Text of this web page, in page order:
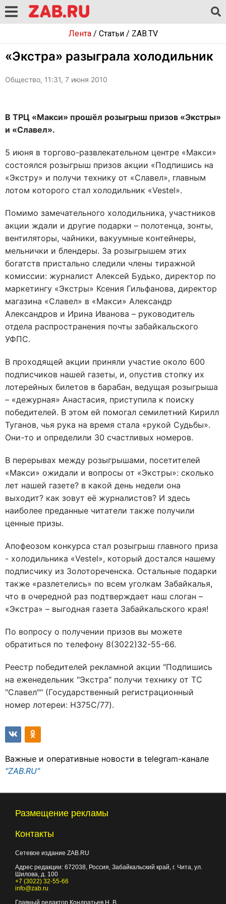
Лента/ Статьи/ ZAB.TV
«Экстра» разыграла холодильник
Общество, 11:31, 7 июня 2010
В ТРЦ «Макси» прошёл розыгрыш призов «Экстры»
и «Славел».
5 июня в торгово-развлекательном центре «Макси»
состоялся розыгрыш призов акции «Подпишись на
«Экстру» и получи технику от «Славел», главным
лотом которого стал холодильник «Vestel».
Помимо замечательного холодильника, участников
акции ждали и другие подарки – полотенца, зонты,
вентиляторы, чайники, вакуумные контейнеры,
мельнички и блендеры. За розыгрышем этих
богатств пристально следили члены тиражной
комиссии: журналист Алексей Будько, директор по
маркетингу «Экстры» Ксения Гильфанова, директор
магазина «Славел» в «Макси» Александр
Александров и Ирина Иванова – руководитель
отдела распространения почты забайкальского
УФПС.
В проходящей акции приняли участие около 600
подписчиков нашей газеты, и, опустив стопку их
лотерейных билетов в барабан, ведущая розыгрыша
– «дежурная» Анастасия, приступила к поиску
победителей. В этом ей помогал семилетний Кирилл
Туганов, чья рука на время стала «рукой Судьбы».
Они-то и определили 30 счастливых номеров.
В перерывах между розыгрышами, посетителей
«Макси» ожидали и вопросы от «Экстры»: сколько
лет нашей газете? в какой день недели она
выходит? как зовут её журналистов? И здесь
наиболее преданные читатели также получили
ценные призы.
Апофеозом конкурса стал розыгрыш главного приза
- холодильника «Vestel», который достался нашему
подписчику из Золотореченска. Остальные подарки
также «разлетелись» по всем уголкам Забайкалья,
что в очередной раз подтверждает наш слоган –
«Экстра» – выгодная газета Забайкальского края!
По вопросу о получении призов вы можете
обратиться по телефону 8(3022)32-55-66.
Реестр победителей рекламной акции "Подпишись
на еженедельник "Экстра" получи технику от ТС
"Славел"" (Государственный регистрационный
номер лотереи: H375C/77).
Важные и оперативные новости в telegram-канале
"ZAB.RU"
Размещение рекламы
Контакты
Сетевое издание ZAB.RU
Адрес редакции: 672038, Россия, Забайкальский край, г. Чита, ул.
Шилова, д. 100
+7 (3022) 32-55-66
info@zab.ru
Главный редактор Кондратьев Н. В.